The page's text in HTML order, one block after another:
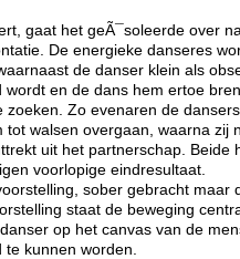
gaat het geÃ¯soleerde over
De energieke danseres
de danser klein als
wordt en de dans hem ertoe
Zo evenaren de
walsen overgaan, waarna zij
uit het partnerschap. Beide
voorlopige eindresultaat.
sober gebracht maar
staat de beweging
op het canvas van de
kunnen worden.